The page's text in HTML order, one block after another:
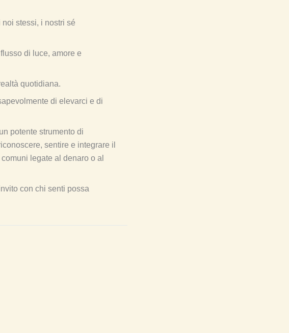
stessi, i nostri sé
di luce, amore e
quotidiana.
di elevarci e di
potente strumento di
sentire e integrare il
legate al denaro o al
con chi senti possa